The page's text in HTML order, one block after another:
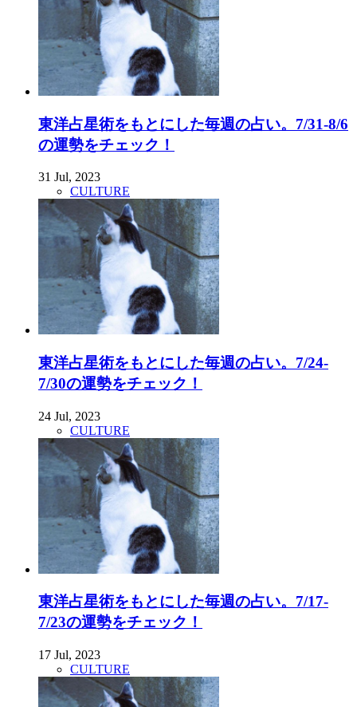
東洋占星術をもとにした毎週の占い。7/31-8/6
の運勢をチェック！
31 Jul, 2023
CULTURE
東洋占星術をもとにした毎週の占い。7/24-
7/30の運勢をチェック！
24 Jul, 2023
CULTURE
東洋占星術をもとにした毎週の占い。7/17-
7/23の運勢をチェック！
17 Jul, 2023
CULTURE